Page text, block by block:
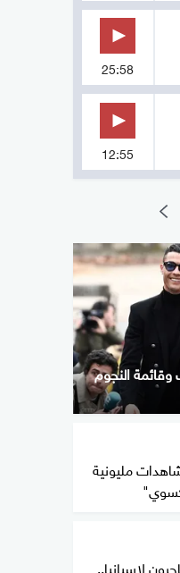
25:58
12:55
وقائمة النجوم
مليونية
لإسبانيا..